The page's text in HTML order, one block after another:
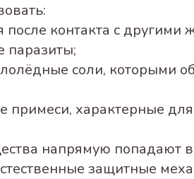
после контакта с другими
паразиты;
соли, которыми
примеси, характерные
напрямую попадают
защитные